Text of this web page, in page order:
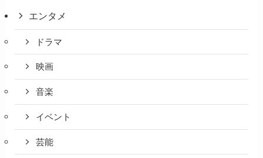
エンタメ
ドラマ
映画
音楽
イベント
芸能